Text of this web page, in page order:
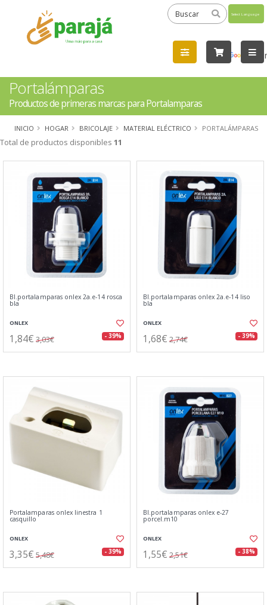
by
Portalámparas
Productos de primeras marcas para Portalamparas
INICIO HOGAR BRICOLAJE MATERIAL ELÉCTRICO PORTALÁMPARAS
Total de productos disponibles 11
Bl.portalamparas onlex 2a.e-14 rosca
bla
ONLEX
1,84€ 3,03€ - 39%
Bl.portalamparas onlex 2a.e-14 liso
bla
ONLEX
1,68€ 2,74€ - 39%
Portalamparas onlex linestra 1
casquillo
ONLEX
3,35€ 5,48€ - 39%
Bl.portalamparas onlex e-27
porcel.m10
ONLEX
1,55€ 2,51€ - 38%